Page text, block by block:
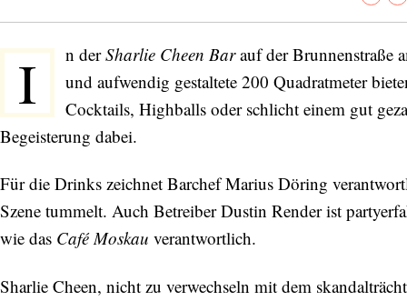
I n derSharlie Cheen Barauf der Brunnenstraße
und aufwendig gestaltete 200 Quadratmeter
Cocktails, Highballs oder schlicht einem gut
Begeisterung dabei.
Für die Drinks zeichnet Barchef Marius Döring
Szene tummelt. Auch Betreiber Dustin Render ist
wie das Café Moskau verantwortlich.
Sharlie Cheen, nicht zu verwechseln mit dem